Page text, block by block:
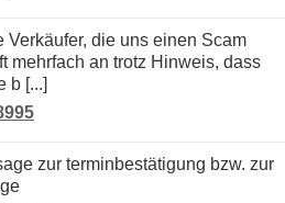
mehrfach an trotz Hinweis, dass
b [...]